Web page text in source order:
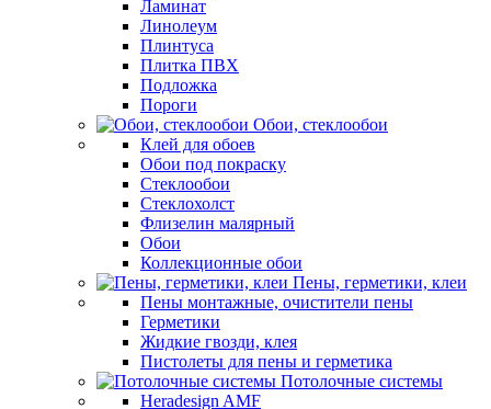
Ламинат
Линолеум
Плинтуса
Плитка ПВХ
Подложка
Пороги
Обои, стеклообои
Клей для обоев
Обои под покраску
Стеклообои
Стеклохолст
Флизелин малярный
Обои
Коллекционные обои
Пены, герметики, клеи
Пены монтажные, очистители пены
Герметики
Жидкие гвозди, клея
Пистолеты для пены и герметика
Потолочные системы
Heradesign AMF